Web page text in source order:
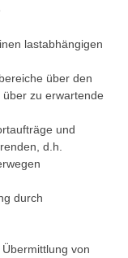
lastabhängigen
über den
zu erwartende
und
d.h.
durch
von